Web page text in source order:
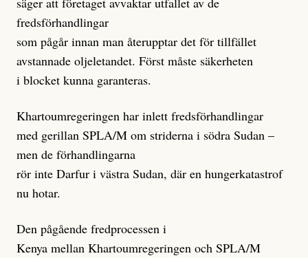
fredsförhandlingar
som pågår innan man återupptar det för tillfället
avstannade oljeletandet. Först måste säkerheten
i blocket kunna garanteras.
Khartoumregeringen har inlett fredsförhandlingar
med gerillan SPLA/M om striderna i södra Sudan –
men de förhandlingarna
rör inte Darfur i västra Sudan, där en hungerkatastrof
nu hotar.
Den pågående fredprocessen i
Kenya mellan Khartoumregeringen och SPLA/M